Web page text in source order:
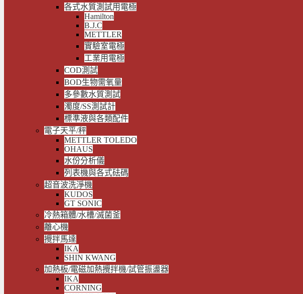
各式水質測試用電極
Hamilton
B.J.C
METTLER
實驗室電極
工業用電極
COD測試
BOD生物需氧量
多參數水質測試
濁度/SS測試計
標準液與各類配件
電子天平/秤
METTLER TOLEDO
OHAUS
水份分析儀
列表機與各式砝碼
超音波洗淨機
KUDOS
GT SONIC
冷熱箱體/水槽/滅菌釜
離心機
攪拌馬達
IKA
SHIN KWANG
加熱板/電磁加熱攪拌機/試管振盪器
IKA
CORNING